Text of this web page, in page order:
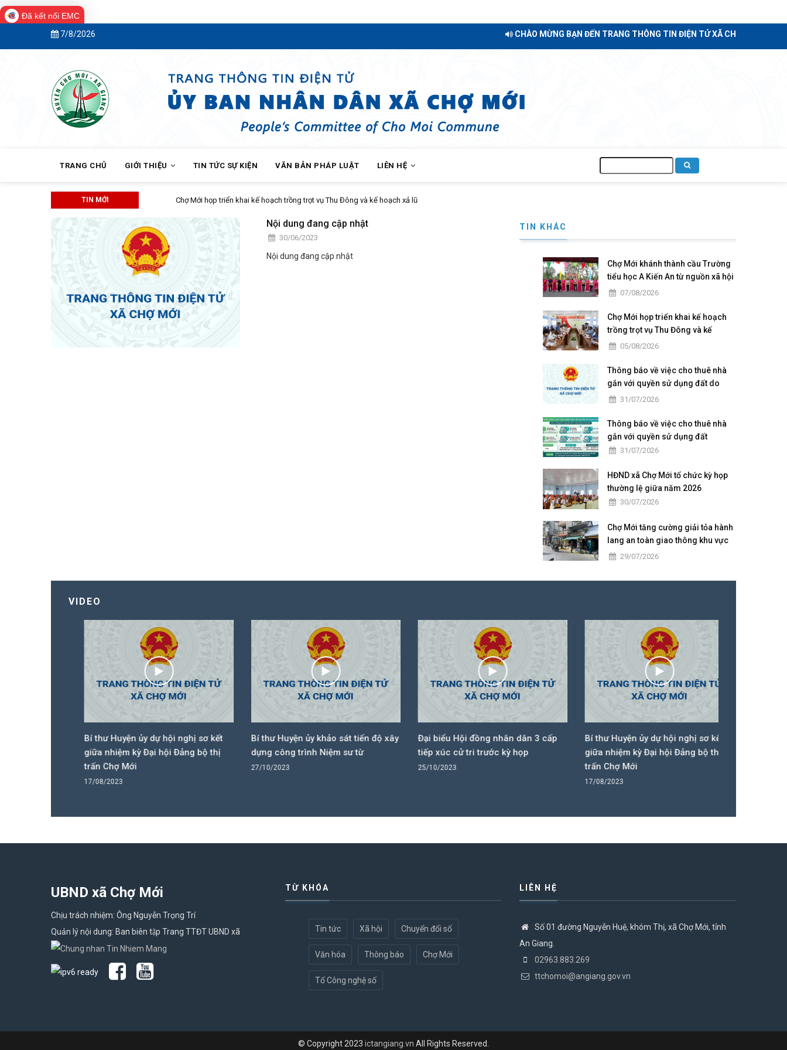
Đã kết nối EMC
7/8/2026 CHÀO MỪNG BẠN ĐẾN TRANG THÔNG TIN ĐIỆN TỬ XÃ CHỢ MỚI - TỈNH AN
NAVIGATION
TRANG CHỦ GIỚI THIỆU TIN TỨC SỰ KIỆN VĂN BẢN PHÁP LUẬT LIÊN HỆ
kiếm
TIN MỚI Chợ Mới họp triển khai kế hoạch trồng trọt vụ Thu Đông và kế hoạch xả lũ
Nội dung đang cập nhật
30/06/2023
Nội dung đang cập nhật
TIN KHÁC
Chợ Mới khánh thành cầu Trường
tiểu học A Kiến An từ nguồn xã hội
hoá07/08/2026
Chợ Mới họp triển khai kế hoạch
trồng trọt vụ Thu Đông và kế
hoạch xả lũ
05/08/2026
Thông báo về việc cho thuê nhà
gắn với quyền sử dụng đất do
Trung tâm Dịch vụ tổng hợp xã
31/07/2026
Thông báo về việc cho thuê nhà
gắn với quyền sử dụng đất
31/07/2026
HĐND xã Chợ Mới tổ chức kỳ họp
thường lệ giữa năm 2026
30/07/2026
Chợ Mới tăng cường giải tỏa hành
lang an toàn giao thông khu vực
trung tâm
29/07/2026
VIDEO
Bí thư Huyện ủy dự hội nghị sơ kết
giữa nhiệm kỳ Đại hội Đảng bộ thị
trấn Chợ Mới
17/08/2023
Bí thư Huyện ủy khảo sát tiến độ xây
dựng công trình Niệm sư từ
27/10/2023
Đại biểu Hội đồng nhân dân 3 cấp
tiếp xúc cử tri trước kỳ họp
25/10/2023
Bí thư Huyện ủy dự hội nghị sơ kết
giữa nhiệm kỳ Đại hội Đảng bộ thị
trấn Chợ Mới
17/08/2023
UBND xã Chợ Mới
Chịu trách nhiệm: Ông Nguyễn Trọng Trí
Quản lý nội dung: Ban biên tập Trang TTĐT UBND xã
TỪ KHÓA
Tin tức Xã hội Chuyển đổi số
Văn hóa Thông báo Chợ Mới
Tổ Công nghệ số
LIÊN HỆ
Số 01 đường Nguyễn Huệ, khóm Thị, xã Chợ Mới, tỉnh
An Giang.
02963.883.269
ttchomoi@angiang.gov.vn
© Copyright 2023 ictangiang.vn All Rights Reserved.